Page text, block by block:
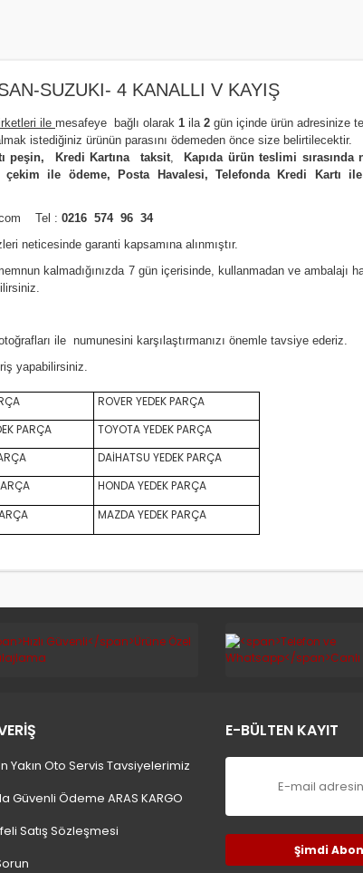
SUZUKI- 4 KANALLI V KAYIŞ
ile mesafeye bağlı olarak 1 ila 2 gün içinde ürün adresinize
istediğiniz ürünün parasını ödemeden önce size belirtilecektir.
peşin, Kredi Kartına taksit,
Kapıda ürün teslimi sırasında
çekim ile ödeme, Posta Havalesi, Telefonda Kredi Kartı
Tel : 0216 574 96 34
neticesinde garanti kapsamına alınmıştır.
kalmadığınızda 7 gün içerisinde, kullanmadan ve ambalajı
ile numunesini karşılaştırmanızı önemle tavsiye ederiz.
yapabilirsiniz.
ROVER YEDEK PARÇA
PARÇA
TOYOTA YEDEK PARÇA
DAİHATSU YEDEK PARÇA
HONDA YEDEK PARÇA
MAZDA YEDEK PARÇA
Yakın Oto Servis Tavsiyelerimiz
Güvenli Ödeme ARAS KARGO
Satış Sözleşmesi
E-BÜLTEN KAYIT
Şimdi